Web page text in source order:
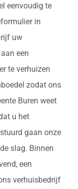
eenvoudig te
in
uw
een
te verhuizen
zodat ons
Buren weet
u het
gaan onze
slag. Binnen
een
verhuisbedrijf